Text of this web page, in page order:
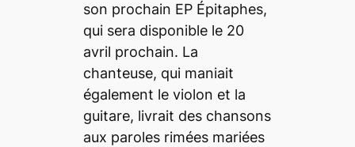
son prochain EP Épitaphes,
qui sera disponible le 20
avril prochain. La
chanteuse, qui maniait
également le violon et la
guitare, livrait des chansons
aux paroles rimées mariées